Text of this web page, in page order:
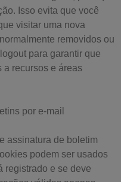
Isso evita que você
visitar uma nova
removidos ou
para garantir que
a recursos e áreas
por e-mail
assinatura de boletim
podem ser usados
registrado e se deve